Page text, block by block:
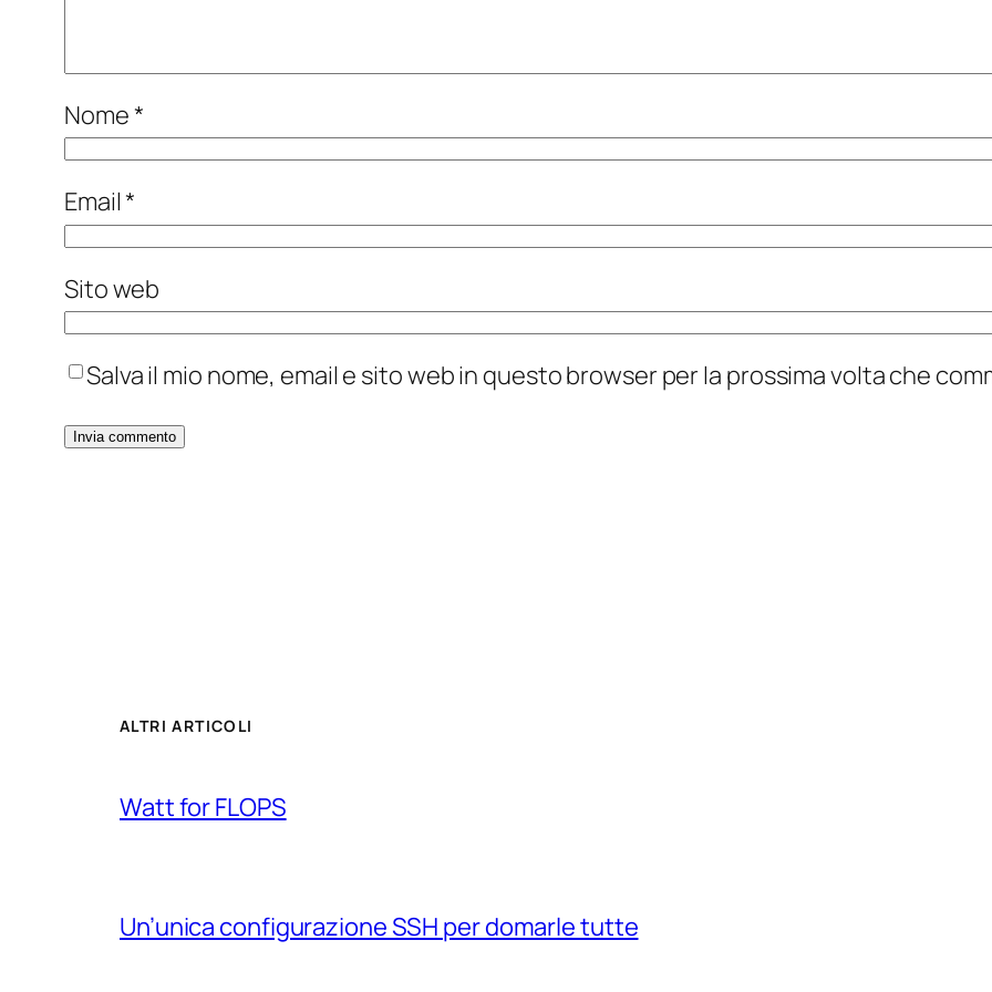
Nome*
Email*
Sito web
Salva il mio nome, email e sito web in questo browser per la prossima volta che
ALTRI ARTICOLI
Watt for FLOPS
Un’unica configurazione SSH per domarle tutte